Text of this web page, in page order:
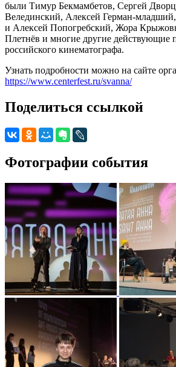
были Тимур Бекмамбетов, Сергей
Велединский, Алексей Герман-
и Алексей Попогребский, Жора
Плетнёв и многие другие действующие
российского кинематографа.
Узнать подробности можно на сайте
https://www.centerfest.ru/svanna/
Поделиться ссылкой
Фотографии события